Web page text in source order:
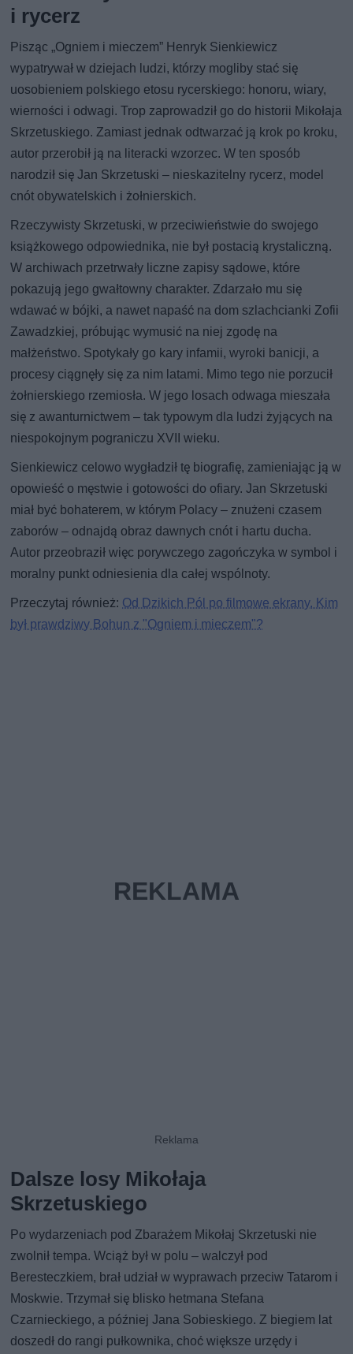
i rycerz
Pisząc „Ogniem i mieczem” Henryk Sienkiewicz
wypatrywał w dziejach ludzi, którzy mogliby stać się
uosobieniem polskiego etosu rycerskiego: honoru, wiary,
wierności i odwagi. Trop zaprowadził go do historii Mikołaja
Skrzetuskiego. Zamiast jednak odtwarzać ją krok po kroku,
autor przerobił ją na literacki wzorzec. W ten sposób
narodził się Jan Skrzetuski – nieskazitelny rycerz, model
cnót obywatelskich i żołnierskich.
Rzeczywisty Skrzetuski, w przeciwieństwie do swojego
książkowego odpowiednika, nie był postacią krystaliczną.
W archiwach przetrwały liczne zapisy sądowe, które
pokazują jego gwałtowny charakter. Zdarzało mu się
wdawać w bójki, a nawet napaść na dom szlachcianki Zofii
Zawadzkiej, próbując wymusić na niej zgodę na
małżeństwo. Spotykały go kary infamii, wyroki banicji, a
procesy ciągnęły się za nim latami. Mimo tego nie porzucił
żołnierskiego rzemiosła. W jego losach odwaga mieszała
się z awanturnictwem – tak typowym dla ludzi żyjących na
niespokojnym pograniczu XVII wieku.
Sienkiewicz celowo wygładził tę biografię, zamieniając ją w
opowieść o męstwie i gotowości do ofiary. Jan Skrzetuski
miał być bohaterem, w którym Polacy – znużeni czasem
zaborów – odnajdą obraz dawnych cnót i hartu ducha.
Autor przeobraził więc porywczego zagończyka w symbol i
moralny punkt odniesienia dla całej wspólnoty.
Przeczytaj również: Od Dzikich Pól po filmowe ekrany. Kim
był prawdziwy Bohun z "Ogniem i mieczem"?
Dalsze losy Mikołaja
Skrzetuskiego
Po wydarzeniach pod Zbarażem Mikołaj Skrzetuski nie
zwolnił tempa. Wciąż był w polu – walczył pod
Beresteczkiem, brał udział w wyprawach przeciw Tatarom i
Moskwie. Trzymał się blisko hetmana Stefana
Czarnieckiego, a później Jana Sobieskiego. Z biegiem lat
doszedł do rangi pułkownika, choć większe urzędy i